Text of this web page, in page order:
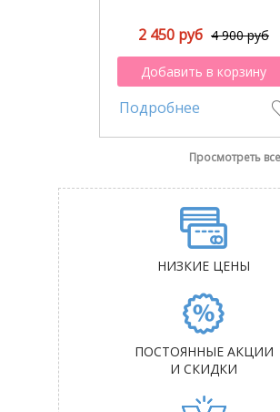
2 450 руб 4 900 руб
Добавить в корзину
Подробнее
Просмотреть
НИЗКИЕ ЦЕНЫ
ПОСТОЯННЫЕ АКЦИИ
И СКИДКИ